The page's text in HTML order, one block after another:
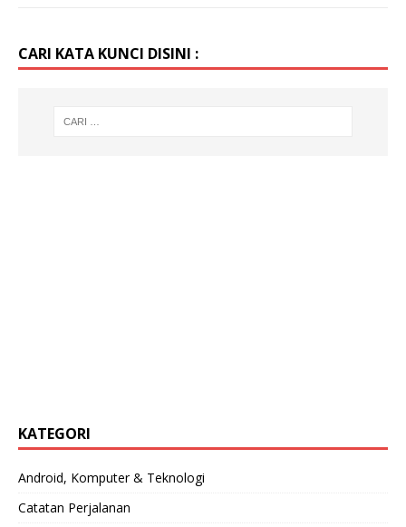
CARI KATA KUNCI DISINI :
KATEGORI
Android, Komputer & Teknologi
Catatan Perjalanan